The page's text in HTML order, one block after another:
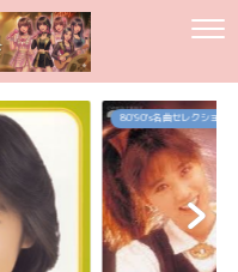
80`90's名曲セレクション